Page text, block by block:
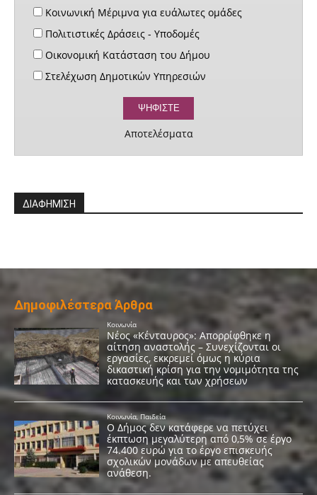
Κοινωνική Μέριμνα για ευάλωτες ομάδες
Πολιτιστικές Δράσεις - Υποδομές
Οικονομική Κατάσταση του Δήμου
Στελέχωση Δημοτικών Υπηρεσιών
Αποτελέσματα
ΔΙΑΦΗΜΙΣΗ
Δημοφιλέστερα Άρθρα